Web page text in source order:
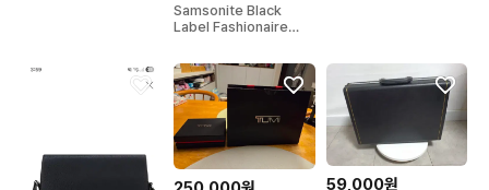
Samsonite Black
Label Fashionaire
59,000원